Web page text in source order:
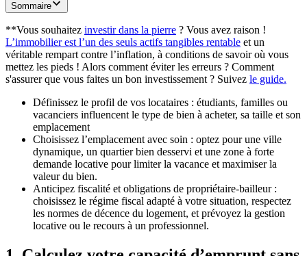
Sommaire
**Vous souhaitez investir dans la pierre ? Vous avez raison !
L’immobilier est l’un des seuls actifs tangibles rentable et un
véritable rempart contre l’inflation, à conditions de savoir où vous
mettez les pieds ! Alors comment éviter les erreurs ? Comment
s'assurer que vous faites un bon investissement ? Suivez le guide.
Définissez le profil de vos locataires : étudiants, familles ou
vacanciers influencent le type de bien à acheter, sa taille et son
emplacement
Choisissez l’emplacement avec soin : optez pour une ville
dynamique, un quartier bien desservi et une zone à forte
demande locative pour limiter la vacance et maximiser la
valeur du bien.
Anticipez fiscalité et obligations de propriétaire-bailleur :
choisissez le régime fiscal adapté à votre situation, respectez
les normes de décence du logement, et prévoyez la gestion
locative ou le recours à un professionnel.